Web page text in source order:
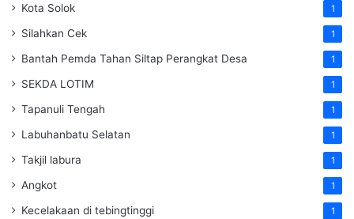
Kota Solok 1
Silahkan Cek 1
Bantah Pemda Tahan Siltap Perangkat Desa 1
SEKDA LOTIM 1
Tapanuli Tengah 1
Labuhanbatu Selatan 1
Takjil labura 1
Angkot 1
Kecelakaan di tebingtinggi 1